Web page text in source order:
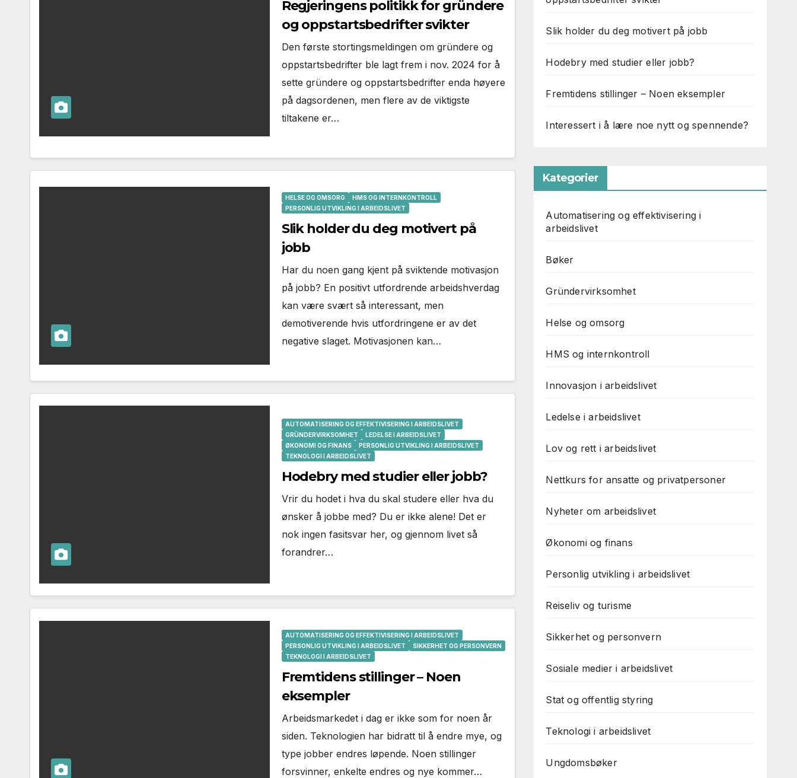
Regjeringens politikk for gründere
og oppstartsbedrifter svikter
Den første stortingsmeldingen om gründere og
oppstartsbedrifter ble lagt frem i nov. 2024 for å
sette gründere og oppstartsbedrifter enda høyere
på dagsordenen, men flere av de viktigste
tiltakene er…
HELSE OG OMSORG
HMS OG INTERNKONTROLL
PERSONLIG UTVIKLING I ARBEIDSLIVET
Slik holder du deg motivert på
jobb
Har du noen gang kjent på sviktende motivasjon
på jobb? En positivt utfordrende arbeidshverdag
kan være svært så interessant, men
demotiverende hvis utfordringene er av det
negative slaget. Motivasjonen kan…
AUTOMATISERING OG EFFEKTIVISERING I ARBEIDSLIVET
GRÜNDERVIRKSOMHET
LEDELSE I ARBEIDSLIVET
ØKONOMI OG FINANS
PERSONLIG UTVIKLING I ARBEIDSLIVET
TEKNOLOGI I ARBEIDSLIVET
Hodebry med studier eller jobb?
Vrir du hodet i hva du skal studere eller hva du
ønsker å jobbe med? Du er ikke alene! Det er
nok ingen fasitsvar her, og gjennom livet så
forandrer…
AUTOMATISERING OG EFFEKTIVISERING I ARBEIDSLIVET
PERSONLIG UTVIKLING I ARBEIDSLIVET
SIKKERHET OG PERSONVERN
TEKNOLOGI I ARBEIDSLIVET
Fremtidens stillinger – Noen
eksempler
Arbeidsmarkedet i dag er ikke som for noen år
siden. Teknologien har bidratt til å endre mye, og
type jobber endres løpende. Noen stillinger
forsvinner, enkelte endres og nye kommer…
Slik holder du deg motivert på jobb
Hodebry med studier eller jobb?
Fremtidens stillinger – Noen eksempler
Interessert i å lære noe nytt og spennende?
Kategorier
Automatisering og effektivisering i
arbeidslivet
Bøker
Gründervirksomhet
Helse og omsorg
HMS og internkontroll
Innovasjon i arbeidslivet
Ledelse i arbeidslivet
Lov og rett i arbeidslivet
Nettkurs for ansatte og privatpersoner
Nyheter om arbeidslivet
Økonomi og finans
Personlig utvikling i arbeidslivet
Reiseliv og turisme
Sikkerhet og personvern
Sosiale medier i arbeidslivet
Stat og offentlig styring
Teknologi i arbeidslivet
Ungdomsbøker